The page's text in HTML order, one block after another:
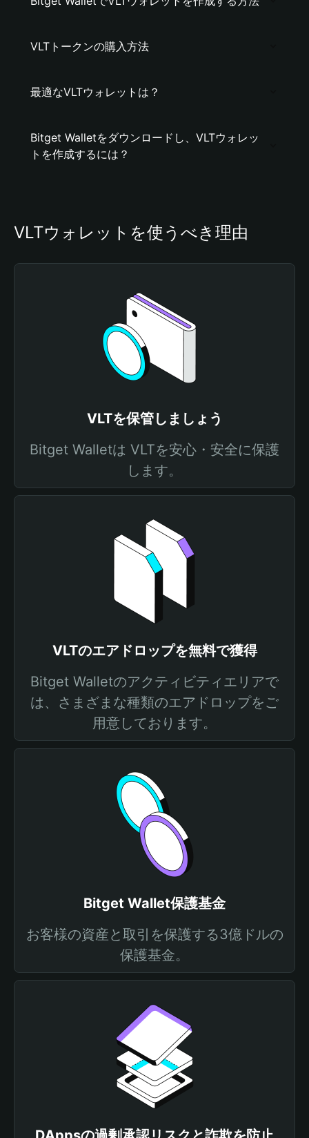
VLTトークンの購入方法
最適なVLTウォレットは？
Bitget Walletをダウンロードし、VLTウォレッ
トを作成するには？
VLTウォレットを使うべき理由
VLTを保管しましょう
Bitget Walletは VLTを安心・安全に保護
します。
VLTのエアドロップを無料で獲得
Bitget Walletのアクティビティエリアで
は、さまざまな種類のエアドロップをご
用意しております。
Bitget Wallet保護基金
お客様の資産と取引を保護する3億ドルの
保護基金。